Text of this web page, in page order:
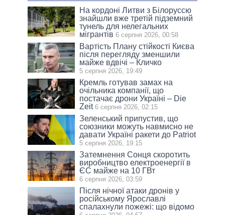
На кордоні Литви з Білоруссю
знайшли вже третій підземний
тунель для нелегальних
мігрантів 6 серпня 2026, 00:58
Вартість Плану стійкості Києва
після перегляду зменшили
майже вдвічі – Кличко
5 серпня 2026, 19:49
Кремль готував замах на
очільника компанії, що
постачає дрони Україні – Die
Zeit 6 серпня 2026, 02:15
Зеленський припустив, що
союзники можуть навмисно не
давати Україні ракети до Patriot
5 серпня 2026, 19:15
Затемнення Сонця скоротить
виробництво електроенергії в
ЄС майже на 10 ГВт
6 серпня 2026, 03:59
Після нічної атаки дронів у
російському Ярославлі
спалахнули пожежі: що відомо